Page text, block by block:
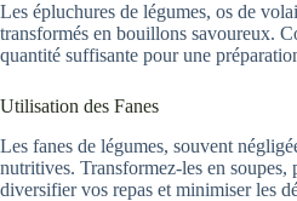
Les épluchures de légumes, os de
transformés en bouillons savoureux.
quantité suffisante pour une
Utilisation des Fanes
Les fanes de légumes, souvent
nutritives. Transformez-les en soupes,
diversifier vos repas et minimiser les